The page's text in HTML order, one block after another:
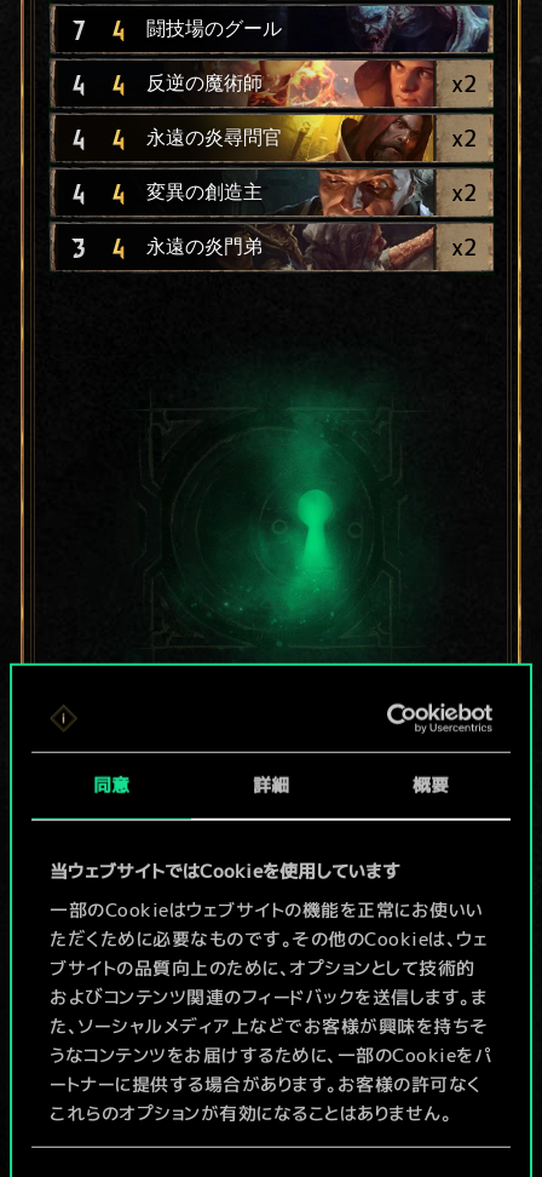
同意 詳細 概要
当ウェブサイトではCookieを使用しています
一部のCookieはウェブサイトの機能を正常にお使いい
ただくために必要なものです。その他のCookieは、ウェ
ブサイトの品質向上のために、オプションとして技術的
およびコンテンツ関連のフィードバックを送信します。ま
た、ソーシャルメディア上などでお客様が興味を持ちそ
うなコンテンツをお届けするために、一部のCookieをパ
ートナーに提供する場合があります。お客様の許可なく
これらのオプションが有効になることはありません。
7 4 闘技場のグール
4 4 反逆の魔術師 x2
4 4 永遠の炎尋問官 x2
4 4 変異の創造主 x2
3 4 永遠の炎門弟 x2
現在はまだこれし
か共有デッキがあ
りませんが、
続々追加中！
デッキ名入力＆ガイドを作成
デッキを編集
/